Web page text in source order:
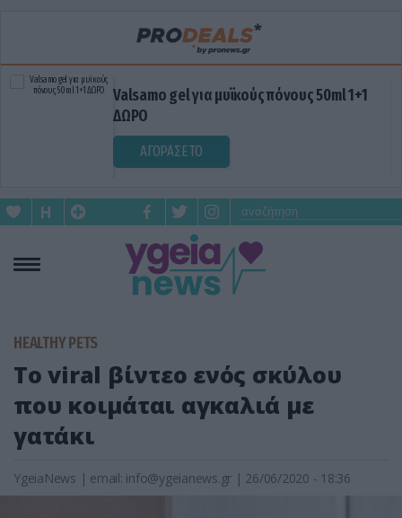
Valsamo gel για μυϊκούς πόνους 50ml 1+1
ΔΩΡΟ
ΑΓΟΡΑΣΕ ΤΟ
HEALTHY PETS
To viral βίντεο ενός σκύλου
που κοιμάται αγκαλιά με
γατάκι
YgeiaNews | email: info@ygeianews.gr | 26/06/2020 - 18:36